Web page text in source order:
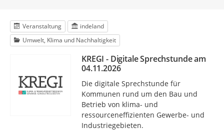
Veranstaltung
indeland
Umwelt, Klima und Nachhaltigkeit
KREGI - Digitale Sprechstunde am
04.11.2026
Die digitale Sprechstunde für
Kommunen rund um den Bau und
Betrieb von klima- und
ressourceneffizienten Gewerbe- und
Industriegebieten.